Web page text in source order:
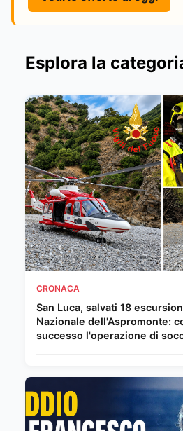
Esplora la
CRONACA
San Luca, salvati 18
Nazionale dell'Aspromonte:
successo l'operazione di